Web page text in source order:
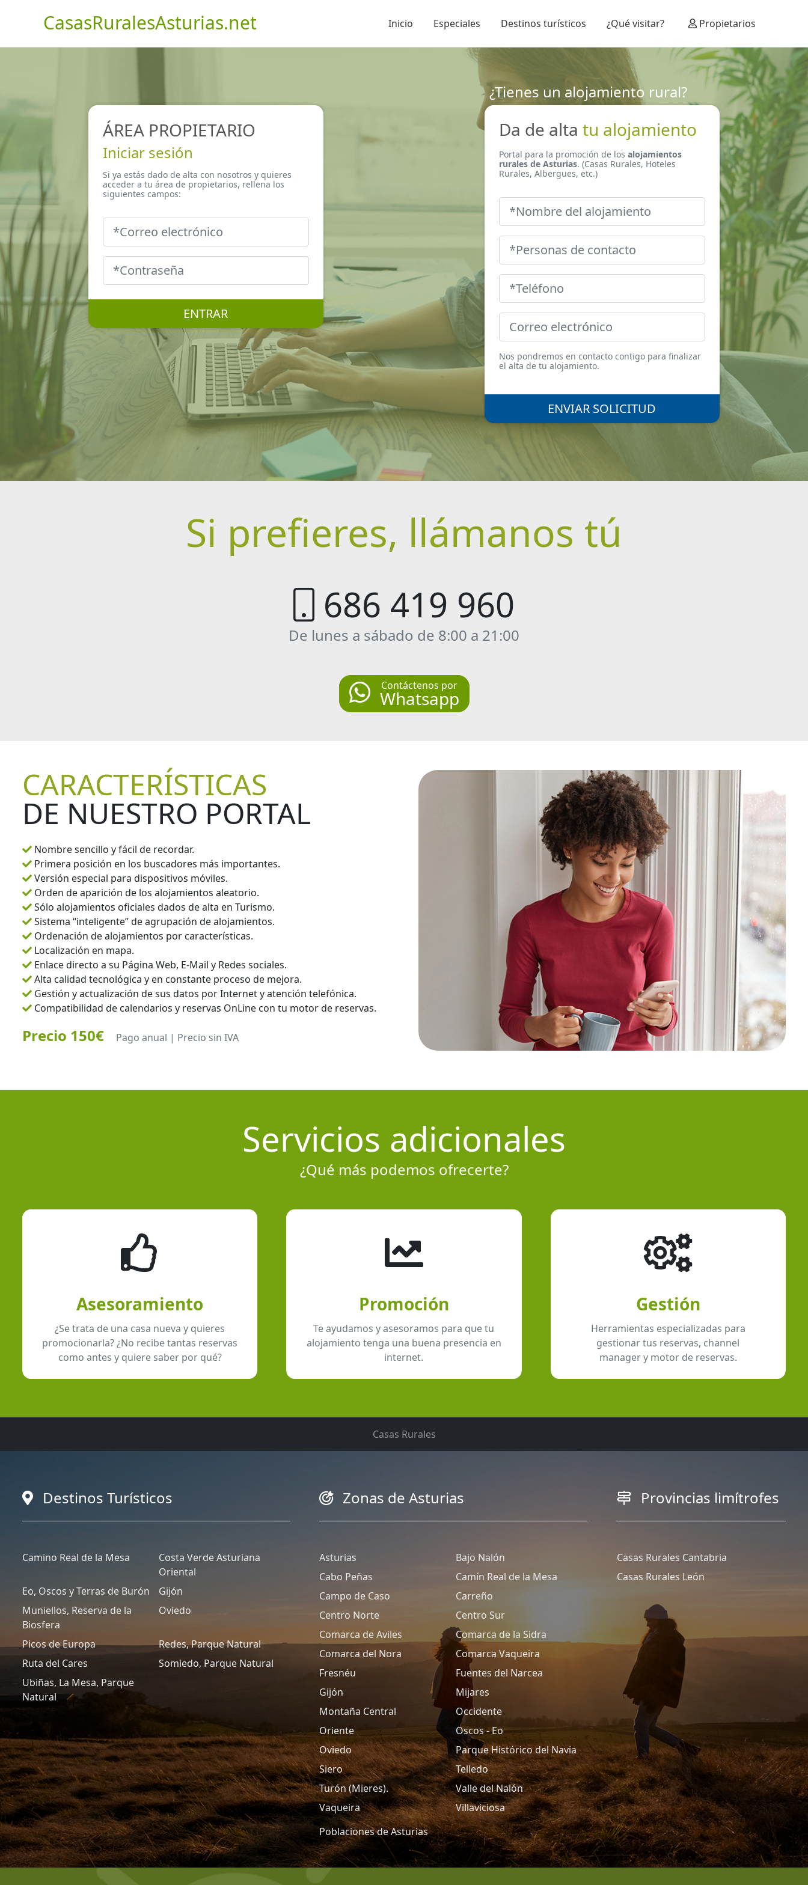
CasasRuralesAsturias.net Inicio Especiales Destinos turísticos ¿Qué visitar? Propietarios
ÁREA PROPIETARIO
Iniciar sesión
Si ya estás dado de alta con nosotros y quieres
acceder a tu área de propietarios, rellena los
siguientes campos:
ENTRAR
¿Tienes un alojamiento rural?
Da de alta tu alojamiento
Portal para la promoción de los alojamientos
rurales de Asturias. (Casas Rurales, Hoteles
Rurales, Albergues, etc.)
Nos pondremos en contacto contigo para finalizar
el alta de tu alojamiento.
ENVIAR SOLICITUD
Si prefieres, llámanos tú
686 419 960
De lunes a sábado de 8:00 a 21:00
Contáctenos por
Whatsapp
CARACTERÍSTICAS
DE NUESTRO PORTAL
Nombre sencillo y fácil de recordar.
Primera posición en los buscadores más importantes.
Versión especial para dispositivos móviles.
Orden de aparición de los alojamientos aleatorio.
Sólo alojamientos oficiales dados de alta en Turismo.
Sistema “inteligente” de agrupación de alojamientos.
Ordenación de alojamientos por características.
Localización en mapa.
Enlace directo a su Página Web, E-Mail y Redes sociales.
Alta calidad tecnológica y en constante proceso de mejora.
Gestión y actualización de sus datos por Internet y atención telefónica.
Compatibilidad de calendarios y reservas OnLine con tu motor de reservas.
Precio 150€ Pago anual | Precio sin IVA
Servicios adicionales
¿Qué más podemos ofrecerte?
Asesoramiento
¿Se trata de una casa nueva y quieres
promocionarla? ¿No recibe tantas reservas
como antes y quiere saber por qué?
Promoción
Te ayudamos y asesoramos para que tu
alojamiento tenga una buena presencia en
internet.
Gestión
Herramientas especializadas para
gestionar tus reservas, channel
manager y motor de reservas.
Casas Rurales
Destinos Turísticos
Camino Real de la Mesa
Costa Verde Asturiana
Oriental
Eo, Oscos y Terras de Burón
Gijón
Muniellos, Reserva de la
Biosfera
Oviedo
Picos de Europa
Redes, Parque Natural
Ruta del Cares
Somiedo, Parque Natural
Ubiñas, La Mesa, Parque
Natural
Zonas de Asturias
Asturias
Bajo Nalón
Cabo Peñas
Camín Real de la Mesa
Campo de Caso
Carreño
Centro Norte
Centro Sur
Comarca de Aviles
Comarca de la Sidra
Comarca del Nora
Comarca Vaqueira
Fresnéu
Fuentes del Narcea
Gijón
Mijares
Montaña Central
Occidente
Oriente
Oscos - Eo
Oviedo
Parque Histórico del Navia
Siero
Telledo
Turón (Mieres).
Valle del Nalón
Vaqueira
Villaviciosa
Poblaciones de Asturias
Provincias limítrofes
Casas Rurales Cantabria
Casas Rurales León